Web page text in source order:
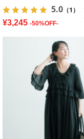
5.0 （1）
¥3,245 -50%OFF-